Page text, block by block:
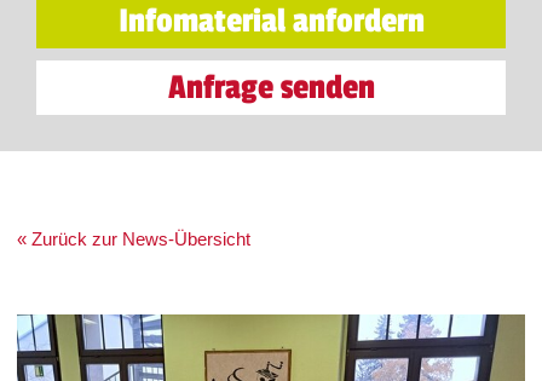
Infomaterial anfordern
Anfrage senden
« Zurück zur News-Übersicht